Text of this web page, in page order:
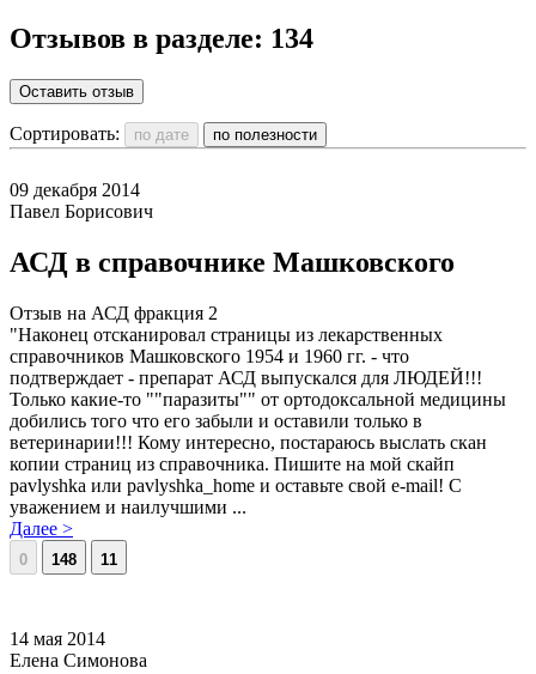
Отзывов в разделе: 134
Оставить отзыв
Сортировать:
09 декабря 2014
Павел Борисович
АСД в справочнике Машковского
Отзыв на АСД фракция 2
"Наконец отсканировал страницы из лекарственных
справочников Машковского 1954 и 1960 гг. - что
подтверждает - препарат АСД выпускался для ЛЮДЕЙ!!!
Только какие-то ""паразиты"" от ортодоксальной медицины
добились того что его забыли и оставили только в
ветеринарии!!! Кому интересно, постараюсь выслать скан
копии страниц из справочника. Пишите на мой скайп
pavlyshka или pavlyshka_home и оставьте свой e-mail! С
уважением и наилучшими ...
Далее >
0 148 11
14 мая 2014
Елена Симонова